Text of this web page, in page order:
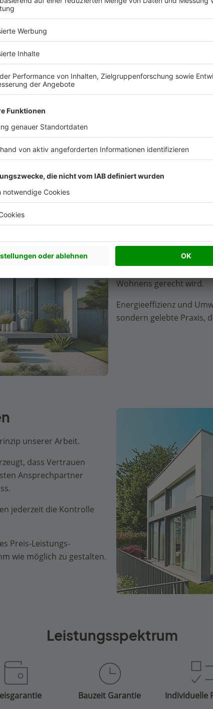
E.A. Baumanagement in Zahlen
2023
Mitarbeiter Häuser
Bei E.A.
gleichzeitig innovativ
Unser Team sorgt
moderner Techniken
Wohnens gerecht wird.
Energieeffizienz und
sondern gelebte Praxis,
unserer Arbeit.
dass Vertrauen
Ansprechpartner
jederzeit die Kontrolle
Preis-Leistungs-
wie möglich zu gestalten.
Leistungsspektrum
Bauzeit Garantie Individuelle